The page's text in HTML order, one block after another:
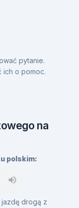
pytanie.
ich o pomoc.
na
polskim:
drogą z